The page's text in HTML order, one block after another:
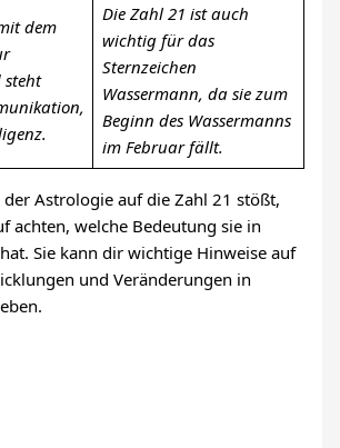
dem
Die Zahl 21 ist auch
wichtig für das
Sternzeichen
Wassermann, da sie zum
Beginn des Wassermanns
im Februar fällt.
Astrologie auf die Zahl 21 stößt,
achten, welche Bedeutung sie in
Sie kann dir wichtige Hinweise auf
und Veränderungen in